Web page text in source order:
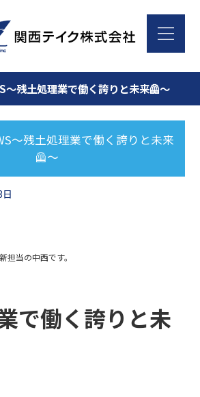
～残土処理業で働く誇りと未来🦺～
～残土処理業で働く誇りと未来
🦺～
担当の中西です。
で働く誇りと未